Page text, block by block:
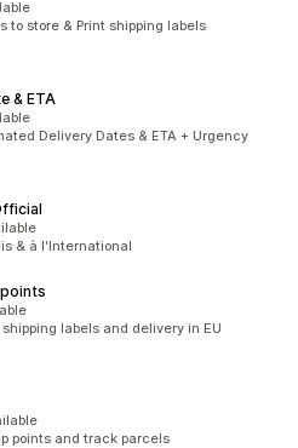
to store & Print shipping labels
& ETA
Delivery Dates & ETA + Urgency
& à l'International
labels and delivery in EU
points and track parcels